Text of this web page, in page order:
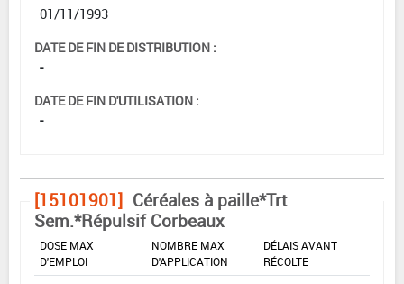
01/11/1993
DATE DE FIN DE DISTRIBUTION :
-
DATE DE FIN D'UTILISATION :
-
[15101901] Céréales à paille*Trt
Sem.*Répulsif Corbeaux
DOSE MAX
D'EMPLOI
NOMBRE MAX
D'APPLICATION
DÉLAIS AVANT
RÉCOLTE